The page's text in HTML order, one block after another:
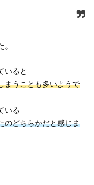
いると
まうことも多いようで
いる
のどちらかだと感じま